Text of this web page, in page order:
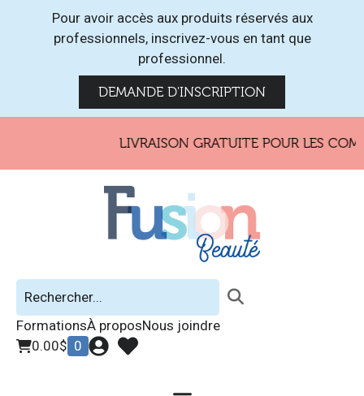
Pour avoir accès aux produits réservés aux
professionnels, inscrivez-vous en tant que
professionnel.
DEMANDE D'INSCRIPTION
LIVRAISON GRATUITE POUR LES
FormationsÀ proposNous joindre
0.00$ 0